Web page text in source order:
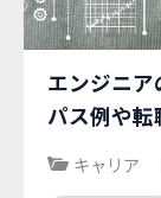
エンジニ
パス例や
キャリア